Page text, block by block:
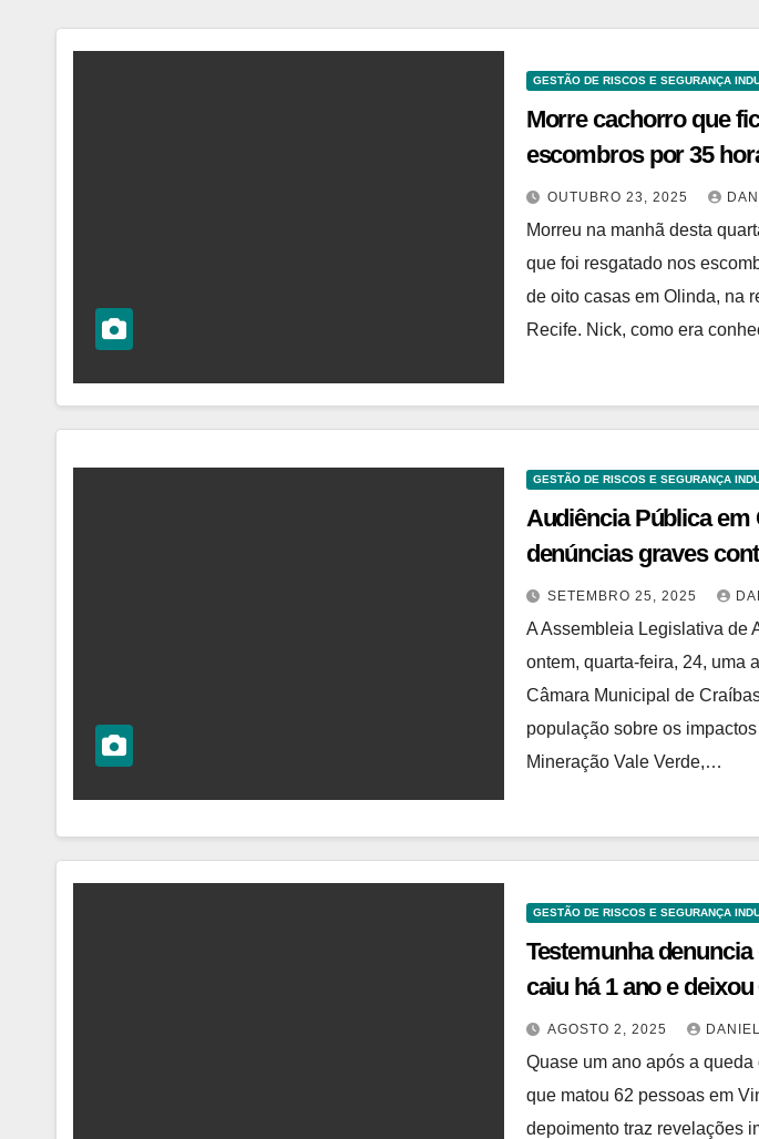
GESTÃO DE RISCOS E SEGURANÇA
Morre cachorro que
escombros por 35
em Olinda
OUTUBRO 23, 2025
Morreu na manhã desta
que foi resgatado nos
de oito casas em Olinda, na
Recife. Nick, como era
GESTÃO DE RISCOS E SEGURANÇA
Audiência Pública em
denúncias graves
Verde e riscos
Alagoas
SETEMBRO 25, 2025
A Assembleia Legislativa de
ontem, quarta-feira, 24, uma
Câmara Municipal de
população sobre os
Mineração Vale Verde,…
GESTÃO DE RISCOS E SEGURANÇA
Testemunha
caiu há 1 ano e
falha omitida em
antes de decolar
AGOSTO 2, 2025
Quase um ano após a queda
que matou 62 pessoas em
depoimento traz revelações